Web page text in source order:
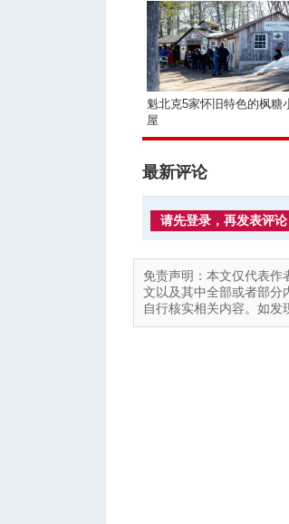
魁北克5家怀旧特色的枫糖
屋
最新评论
请先登录，再发表评论
免责声明：本文仅代表作
文以及其中全部或者部分
自行核实相关内容。如发